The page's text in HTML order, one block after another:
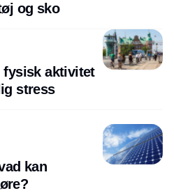
og sko
fysisk aktivitet
stress
kan